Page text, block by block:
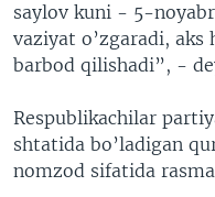
saylov kuni - 5-
vaziyat o’zgaradi,
barbod qilishadi”, -
Respublikachilar
shtatida bo’ladigan
nomzod sifatida